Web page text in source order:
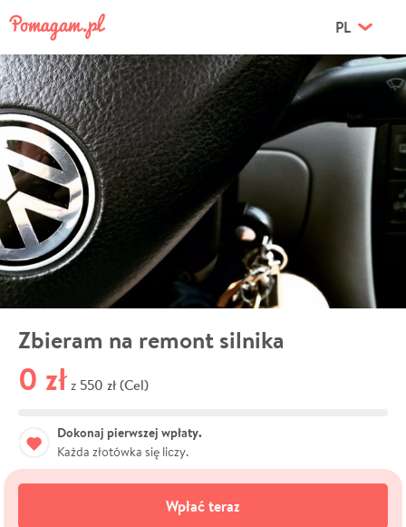
PL
Zbieram na remont silnika
0 zł z 550 zł (Cel)
Dokonaj pierwszej wpłaty.
Każda złotówka się liczy.
Wpłać teraz